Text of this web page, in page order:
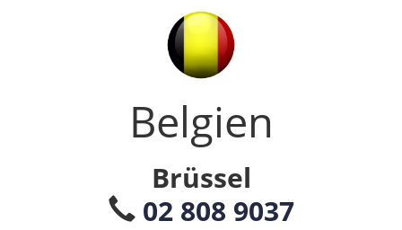
Belgien
Brüssel
02 808 9037